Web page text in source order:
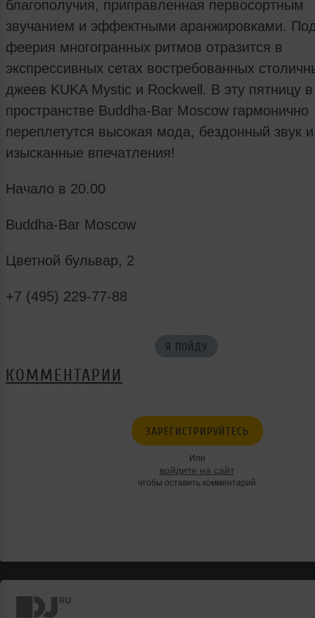
благополучия, приправленная первосортным
звучанием и эффектными аранжировками.
феерия многогранных ритмов отразится в
экспрессивных сетах востребованных
джеев KUKA Mystic и Rockwell. В эту пятницу в
пространстве Buddha-Bar Moscow гармонично
переплетутся высокая мода, бездонный звук и
изысканные впечатления!
Начало в 20.00
Buddha-Bar Moscow
Цветной бульвар, 2
+7 (495) 229-77-88
Я ПОЙДУ
КОММЕНТАРИИ
ЗАРЕГИСТРИРУЙТЕСЬ
Или
войдите на сайт
чтобы оставить комментарий